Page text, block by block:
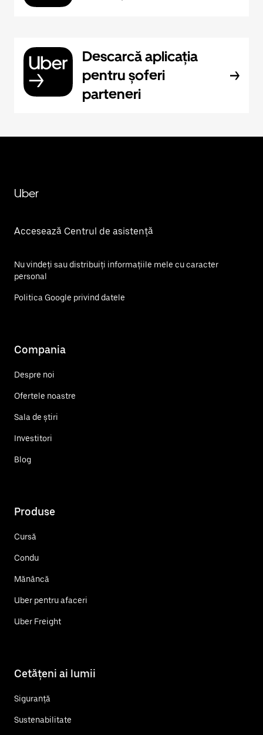
Descarcă aplicația
pentru șoferi
parteneri
Uber
Accesează Centrul de asistență
Nu vindeți sau distribuiți informațiile mele cu caracter
personal
Politica Google privind datele
Compania
Despre noi
Ofertele noastre
Sala de știri
Investitori
Blog
Produse
Cursă
Condu
Mănâncă
Uber pentru afaceri
Uber Freight
Cetățeni ai lumii
Siguranță
Sustenabilitate